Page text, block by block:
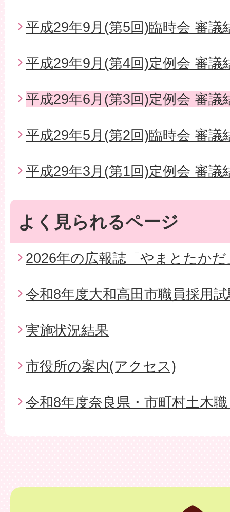
平成29年9月(第5回)臨時会 審議
平成29年9月(第4回)定例会 審議
平成29年6月(第3回)定例会 審議
平成29年5月(第2回)臨時会 審議
平成29年3月(第1回)定例会 審議
よく見られるページ
2026年の広報誌「やまとたかだ
令和8年度大和高田市職員採用
実施状況結果
市役所の案内(アクセス)
令和8年度奈良県・市町村土木